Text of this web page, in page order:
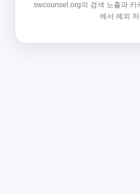
swcounsel.org의 검색 노출과 카
에서 예외